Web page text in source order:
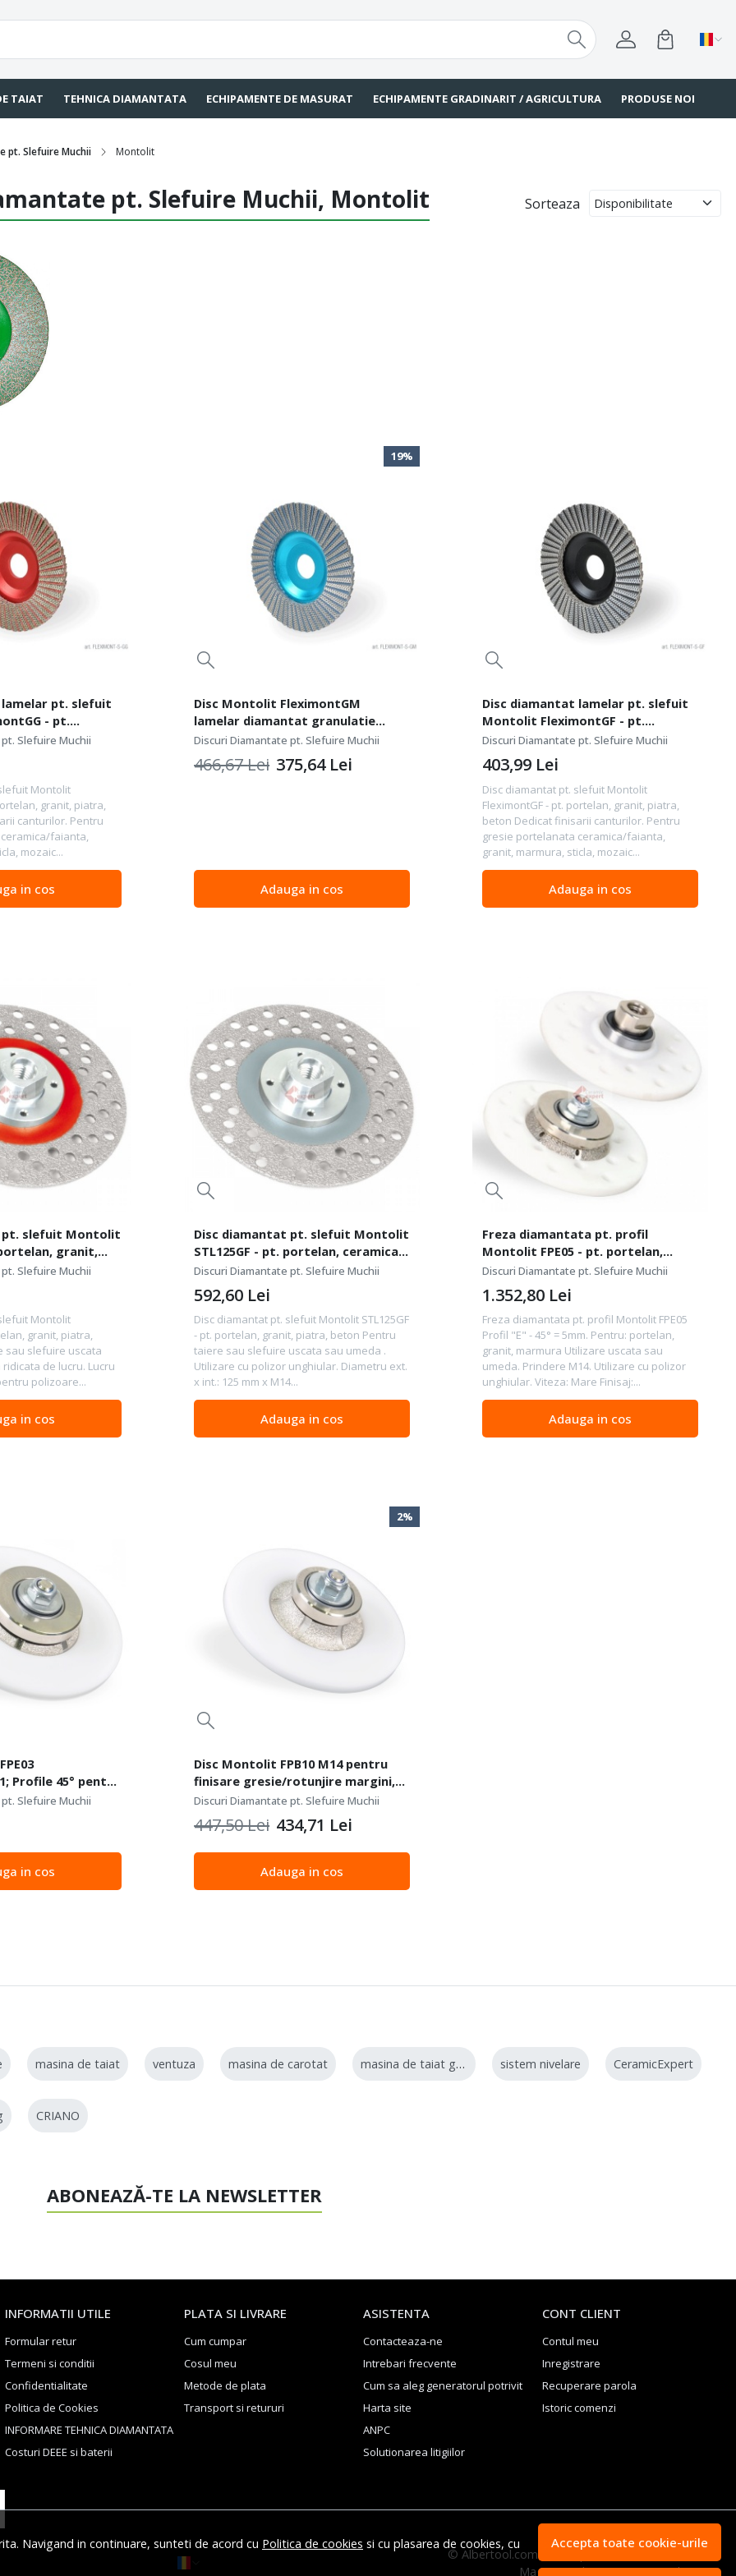
TAIAT TEHNICA DIAMANTATA ECHIPAMENTE DE MASURAT ECHIPAMENTE GRADINARIT / AGRICULTURA PRODUSE NOI
pt. Slefuire Muchii Montolit
pt. Slefuire Muchii, Montolit Sorteaza
pt. slefuit
- pt.
marmura
Slefuire Muchii
Montolit
granit, piatra,
canturilor. Pentru
faianta,
mozaic...
in cos
19%
Disc Montolit FleximontGM
lamelar diamantat granulatie
medie
Discuri Diamantate pt. Slefuire Muchii
375,64 Lei
466,67Lei
Adauga in cos
Disc diamantat lamelar pt. slefuit
Montolit FleximontGF - pt.
portelan, ceramica, marmura
Discuri Diamantate pt. Slefuire Muchii
Disc diamantat pt. slefuit Montolit
FleximontGF - pt. portelan, granit, piatra,
beton Dedicat finisarii canturilor. Pentru
gresie portelanata ceramica/faianta,
granit, marmura, sticla, mozaic...
403,99 Lei
Adauga in cos
pt. slefuit Montolit
granit,
Slefuire Muchii
Montolit
granit, piatra,
sau slefuire uscata
de lucru. Lucru
polizoare...
in cos
Disc diamantat pt. slefuit Montolit
STL125GF - pt. portelan, ceramica,
marmura
Discuri Diamantate pt. Slefuire Muchii
Disc diamantat pt. slefuit Montolit STL125GF
- pt. portelan, granit, piatra, beton Pentru
taiere sau slefuire uscata sau umeda .
Utilizare cu polizor unghiular. Diametru ext.
x int.: 125 mm x M14...
592,60 Lei
Adauga in cos
Freza diamantata pt. profil
Montolit FPE05 - pt. portelan,
granit, marmura
Discuri Diamantate pt. Slefuire Muchii
Freza diamantata pt. profil Montolit FPE05
Profil "E" - 45° = 5mm. Pentru: portelan,
granit, marmura Utilizare uscata sau
umeda. Prindere M14. Utilizare cu polizor
unghiular. Viteza: Mare Finisaj:...
1.352,80 Lei
Adauga in cos
Profile 45° pentru
colturi faianta,
Slefuire Muchii
in cos
2%
Disc Montolit FPB10 M14 pentru
finisare gresie/rotunjire margini,
10 mm
Discuri Diamantate pt. Slefuire Muchii
434,71 Lei
447,50Lei
Adauga in cos
Navigand in continuare, sunteti de acord cu Politica de cookies si cu plasarea de cookies, cu
Accepta toate cookie-urile
masina de taiat ventuza masina de carotat masina de taiat gresie sistem nivelare CeramicExpert
CRIANO
ABONEAZĂ-TE LA NEWSLETTER
INFORMATII UTILE
Formular retur
Termeni si conditii
Confidentialitate
Politica de Cookies
INFORMARE TEHNICA DIAMANTATA
Costuri DEEE si baterii
PLATA SI LIVRARE
Cum cumpar
Cosul meu
Metode de plata
Transport si retururi
ASISTENTA
Contacteaza-ne
Intrebari frecvente
Cum sa aleg generatorul potrivit
Harta site
ANPC
Solutionarea litigiilor
CONT CLIENT
Contul meu
Inregistrare
Recuperare parola
Istoric comenzi
© Albertool.com - Scule profesionale Festool 2026
Magazin online creat cu MerchantPro